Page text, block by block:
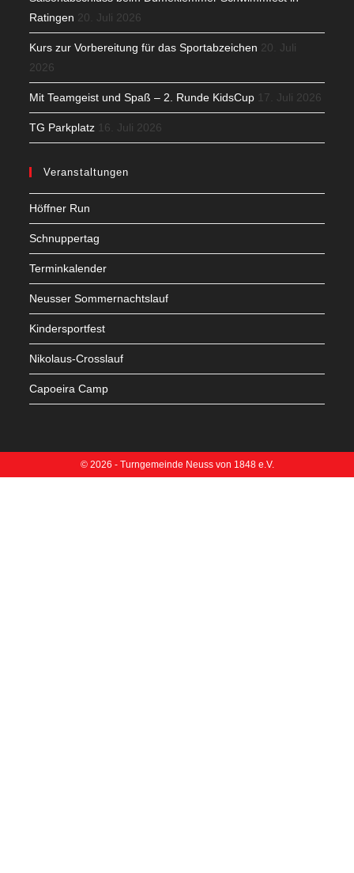
Ratingen 20. Juli 2026
Kurs zur Vorbereitung für das Sportabzeichen 20. Juli
2026
Mit Teamgeist und Spaß – 2. Runde KidsCup 17. Juli 2026
TG Parkplatz 16. Juli 2026
Veranstaltungen
Höffner Run
Schnuppertag
Terminkalender
Neusser Sommernachtslauf
Kindersportfest
Nikolaus-Crosslauf
Capoeira Camp
© 2026 - Turngemeinde Neuss von 1848 e.V.